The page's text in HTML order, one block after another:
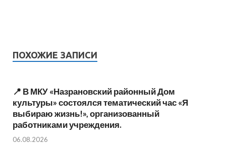
ПОХОЖИЕ ЗАПИСИ
📍 В МКУ «Назрановский районный Дом
культуры» состоялся тематический час «Я
выбираю жизнь!», организованный
работниками учреждения.
06.08.2026